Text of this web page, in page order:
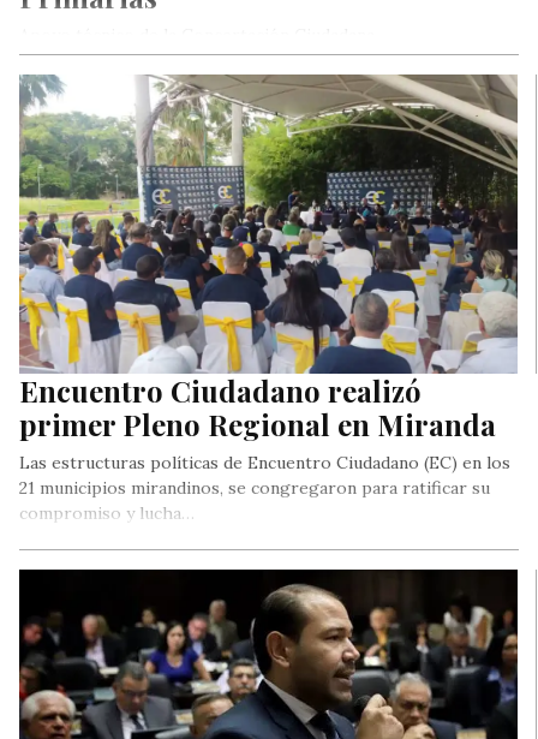
Encuentro Ciudadano realizó
primer Pleno Regional en Miranda
Las estructuras políticas de Encuentro Ciudadano (EC) en los
21 municipios mirandinos, se congregaron para ratificar su
compromiso y lucha…